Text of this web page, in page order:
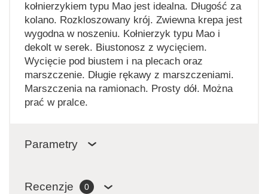
kołnierzykiem typu Mao jest idealna. Długość za
kolano. Rozkloszowany krój. Zwiewna krepa jest
wygodna w noszeniu. Kołnierzyk typu Mao i
dekolt w serek. Biustonosz z wycięciem.
Wycięcie pod biustem i na plecach oraz
marszczenie. Długie rękawy z marszczeniami.
Marszczenia na ramionach. Prosty dół. Można
prać w pralce.
Parametry
Recenzje 0